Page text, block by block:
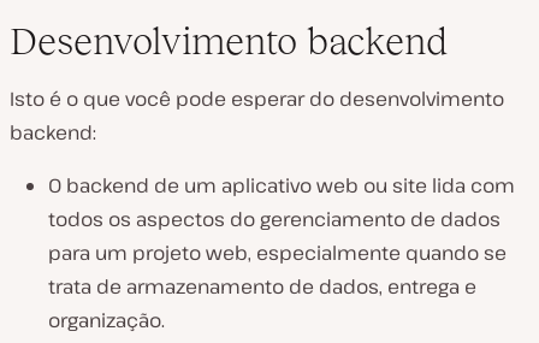
Desenvolvimento backend
Isto é o que você pode esperar do desenvolvimento
backend:
O backend de um aplicativo web ou site lida com
todos os aspectos do gerenciamento de dados
para um projeto web, especialmente quando se
trata de armazenamento de dados, entrega e
organização.